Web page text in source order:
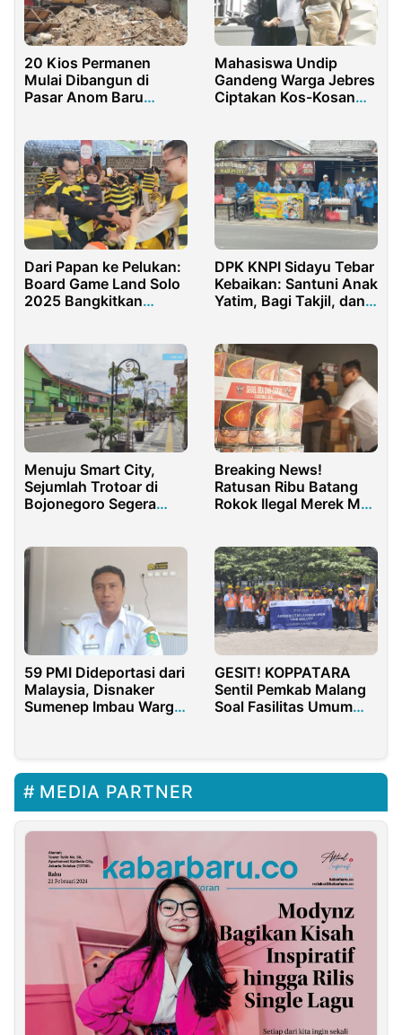
20 Kios Permanen
Mulai Dibangun di
Pasar Anom Baru
Mahasiswa Undip
Gandeng Warga Jebres
Ciptakan Kos-Kosan
Asusila
Dari Papan ke Pelukan:
Board Game Land Solo
2025 Bangkitkan
DPK KNPI Sidayu Tebar
Kebaikan: Santuni Anak
Yatim, Bagi Takjil, dan
Menuju Smart City,
Sejumlah Trotoar di
Bojonegoro Segera
Breaking News!
Ratusan Ribu Batang
Rokok Ilegal Merek MK
Malang
59 PMI Dideportasi dari
Malaysia, Disnaker
Sumenep Imbau Warga
GESIT! KOPPATARA
Sentil Pemkab Malang
Soal Fasilitas Umum
MEDIA PARTNER